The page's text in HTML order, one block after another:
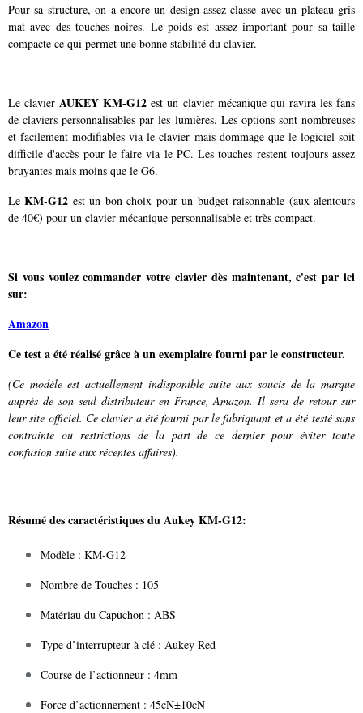
Pour sa structure, on a encore un design assez classe avec un plateau gris
mat avec des touches noires. Le poids est assez important pour sa taille
compacte ce qui permet une bonne stabilité du clavier.
Le clavier AUKEY KM-G12 est un clavier mécanique qui ravira les fans
de claviers personnalisables par les lumières. Les options sont nombreuses
et facilement modifiables via le clavier mais dommage que le logiciel soit
difficile d'accès pour le faire via le PC. Les touches restent toujours assez
bruyantes mais moins que le G6.
LeKM-G12 est un bon choix pour un budget raisonnable (aux alentours
de 40€) pour un clavier mécanique personnalisable et très compact.
Si vous voulez commander votre clavier dès maintenant, c'estpar ici
sur:
Amazon
Ce test a été réalisé grâce à un exemplaire fourni par le constructeur.
(Ce modèle est actuellement indisponible suite aux soucis de la marque
auprès de son seul distributeur en France, Amazon. Il sera de retour sur
leur site officiel. Ce clavier a été fourni par le fabriquant et a été testé sans
contrainte ou restrictions de la part de ce dernier pour éviter toute
confusion suite aux récentes affaires).
Résumé des caractéristiques du Aukey KM-G12:
Modèle : KM-G12
Nombre de Touches : 105
Matériau du Capuchon : ABS
Type d’interrupteur à clé : Aukey Red
Course de l’actionneur : 4mm
Force d’actionnement : 45cN±10cN